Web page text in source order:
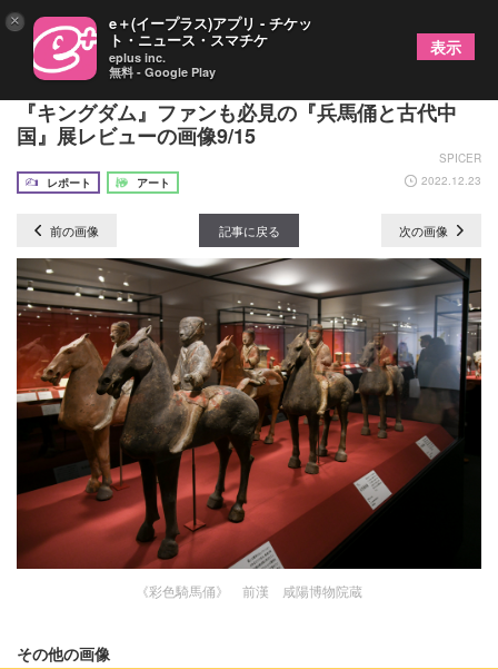
兵馬俑36体はじめ“国宝級”の至宝が多数来日！
『キングダム』ファンも必見の『兵馬俑と古代中
国』展レビューの画像9/15
SPICER
レポート
アート 2022.12.23
前の画像 記事に戻る 次の画像
《彩色騎馬俑》 前漢 咸陽博物院蔵
その他の画像
× e＋(イープラス)アプリ - チケッ
ト・ニュース・スマチケ
eplus inc.
無料 - Google Play
表示